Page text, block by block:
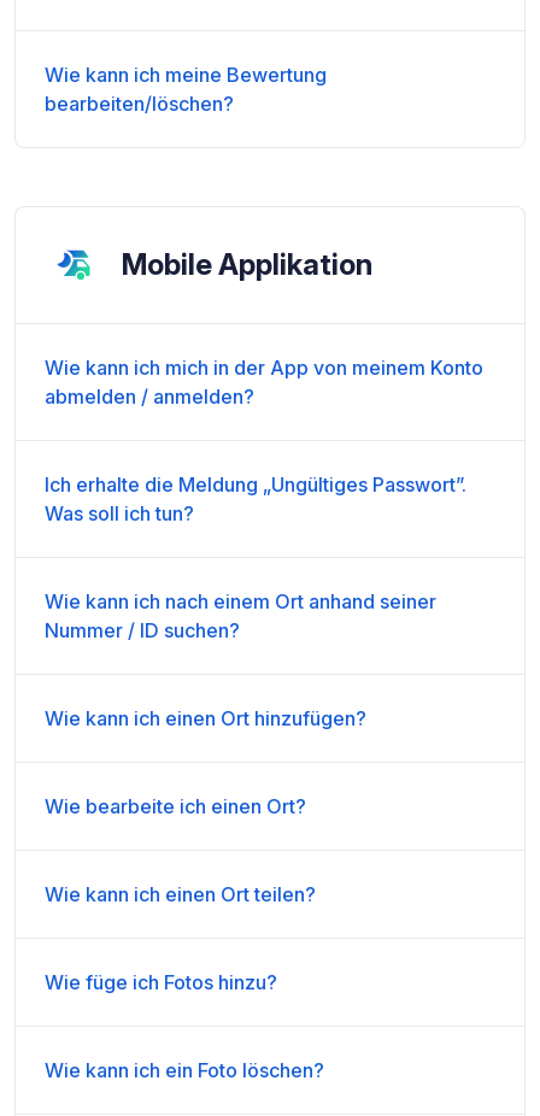
Wie kann ich meine Bewertung
bearbeiten/löschen?
Mobile Applikation
Wie kann ich mich in der App von meinem Konto
abmelden / anmelden?
Ich erhalte die Meldung „Ungültiges Passwort”.
Was soll ich tun?
Wie kann ich nach einem Ort anhand seiner
Nummer / ID suchen?
Wie kann ich einen Ort hinzufügen?
Wie bearbeite ich einen Ort?
Wie kann ich einen Ort teilen?
Wie füge ich Fotos hinzu?
Wie kann ich ein Foto löschen?